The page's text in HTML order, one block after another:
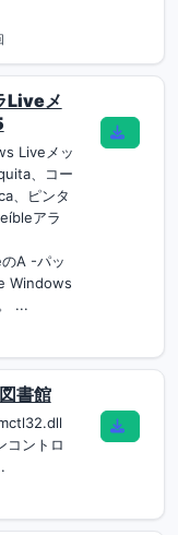
Liveメ
Liveメッ
、コー
、ピンタ
アラ
A -パッ
Windows
...
書館
コントロ